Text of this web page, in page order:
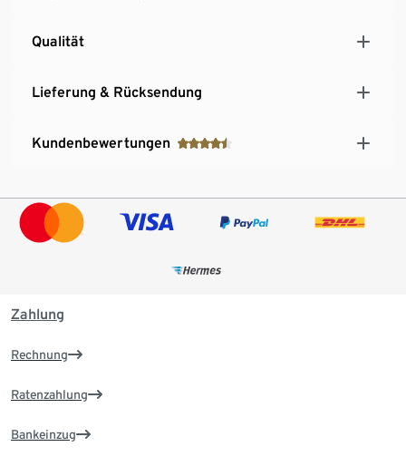
Qualität
Lieferung & Rücksendung
Kundenbewertungen
Zahlung
Rechnung
Ratenzahlung
Bankeinzug